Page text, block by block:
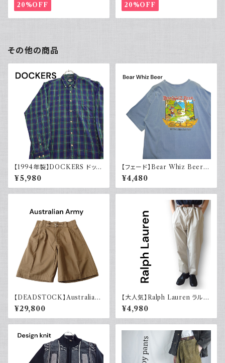
20%OFF 20%OFF
その他の商品
【1994年製】DOCKERS ドッカ
ーズ チェックシャツ ボタンダウ
ン 古着 アメカジ リーバイス 長
袖
¥5,980
【フェード】Bear Whiz Beer
プリントTシャツ 両面プリント バ
ックプリント 古着 XL COMFO
RT COLORS コンフォートカラ
¥4,480
【DEADSTOCK】Australian
army オーストラリア軍 グルカ
ショーツ 40s デッドストック フ
ラッシャー付き ユーロヴィンテ
44年製
¥29,800
【大人気】Ralph Lauren ラルフ
ローレン チノパン アイボリー
¥4,980